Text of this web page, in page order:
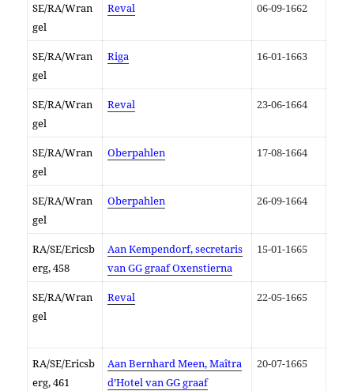
SE/RA/Wran
gel
Reval 06-09-1662
SE/RA/Wran
gel
Riga 16-01-1663
SE/RA/Wran
gel
Reval 23-06-1664
SE/RA/Wran
gel
Oberpahlen 17-08-1664
SE/RA/Wran
gel
Oberpahlen 26-09-1664
RA/SE/Ericsb
erg, 458
Aan Kempendorf, secretaris
van GG graaf Oxenstierna
15-01-1665
SE/RA/Wran
gel
Reval 22-05-1665
RA/SE/Ericsb
erg, 461
Aan Bernhard Meen, Maîtra
d’Hotel van GG graaf
20-07-1665